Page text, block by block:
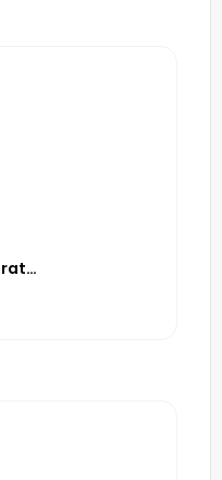
THERMOVAL czujnik temperatury do UTR, przylgowy, 1,5 mb